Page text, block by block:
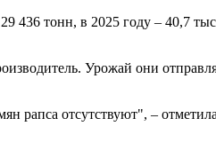
436 тонн, в 2025 году – 40,7
Урожай они
рапса отсутствуют", –